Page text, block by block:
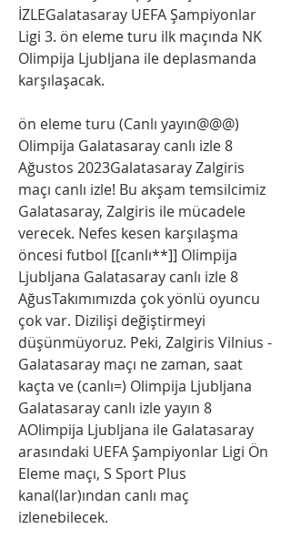
İZLEGalatasaray UEFA Şampiyonlar
Ligi 3. ön eleme turu ilk maçında NK
Olimpija Ljubljana ile deplasmanda
karşılaşacak.
ön eleme turu (Canlı yayın@@@)
Olimpija Galatasaray canlı izle 8
Ağustos 2023Galatasaray Zalgiris
maçı canlı izle! Bu akşam temsilcimiz
Galatasaray, Zalgiris ile mücadele
verecek. Nefes kesen karşılaşma
öncesi futbol [[canlı**]] Olimpija
Ljubljana Galatasaray canlı izle 8
AğusTakımımızda çok yönlü oyuncu
çok var. Dizilişi değiştirmeyi
düşünmüyoruz. Peki, Zalgiris Vilnius -
Galatasaray maçı ne zaman, saat
kaçta ve (canlı=) Olimpija Ljubljana
Galatasaray canlı izle yayın 8
AOlimpija Ljubljana ile Galatasaray
arasındaki UEFA Şampiyonlar Ligi Ön
Eleme maçı, S Sport Plus
kanal(lar)ından canlı maç
izlenebilecek.